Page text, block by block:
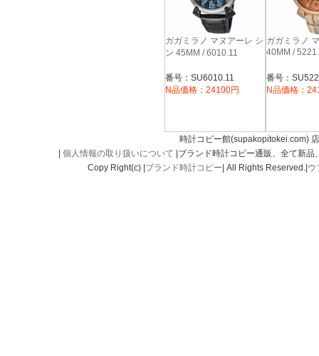
ガガミラノ マヌアーレ シ
ン 45MM / 6010.11
番号：SU6010.11
N品価格：24100円
ガガミラノ
40MM /
番号：
N品価格：
時計コピー館(supakopitokei.com)
個人情報の取り扱いについて |ブランド時計コピー通販、全て新
Copy Right(c) | ブランド時計コピー | All Rights Reserved.| ウ